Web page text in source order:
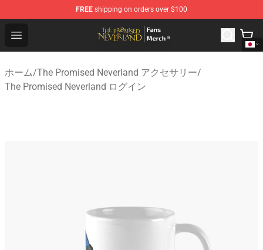
FREE shipping on orders over $100
Open menu
The Promised Neverland Store - Official The Promised
ホーム/The Promised Neverland アクセサリー/
The Promised Neverland ログイン